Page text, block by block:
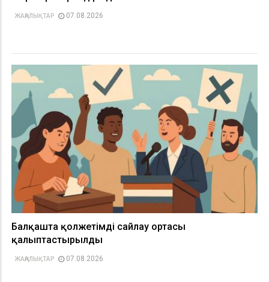
ЖАҢАЛЫҚТАР 07.08.2026
Балқашта қолжетімді сайлау ортасы
қалыптастырылды
ЖАҢАЛЫҚТАР 07.08.2026